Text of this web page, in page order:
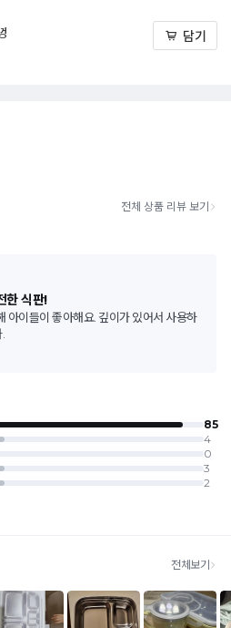
담기